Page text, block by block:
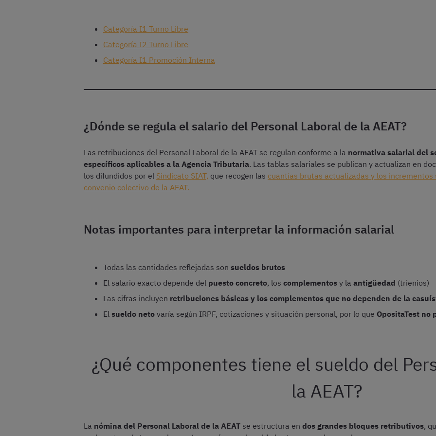
Categoría I1 Turno Libre
Categoría I2 Turno Libre
Categoría I1 Promoción Interna
¿Dónde se regula el salario del Personal Laboral de la AEAT?
Las retribuciones del Personal Laboral de la AEAT se regulan conforme a la normativa salarial del
específicos aplicables a la Agencia Tributaria. Las tablas salariales se publican y actualizan en
los difundidos por el Sindicato SIAT, que recogen las cuantías brutas actualizadas y los
convenio colectivo de la AEAT.
Notas importantes para interpretar la información salarial
Todas las cantidades reflejadas son sueldos brutos
El salario exacto depende del puesto concreto, los complementos y la antigüedad (trienios)
Las cifras incluyen retribuciones básicas y los complementos que no dependen de la
El sueldo neto varía según IRPF, cotizaciones y situación personal, por lo que OpositaTest no
¿Qué componentes tiene el sueldo del
la AEAT?
La nómina del Personal Laboral de la AEAT se estructura en dos grandes bloques retributivos,